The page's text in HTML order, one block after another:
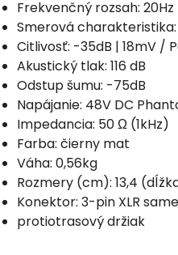
Frekvenčný rozsah: 20Hz
Smerová
Citlivosť: -35dB | 18mV /
Akustický tlak: 116 dB
Odstup šumu: -75dB
Napájanie: 48V DC
Impedancia: 50 Ω (1kHz)
Farba: čierny mat
Váha: 0,56kg
Rozmery (cm): 13,4
Konektor: 3-pin XLR
protiotrasový držiak